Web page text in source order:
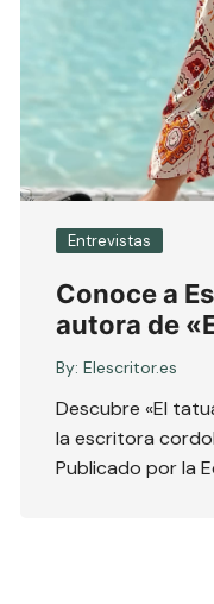
Entrevistas
Conoce a
autora de
By: Elescritor.es
Descubre «El
la escritora
Publicado por la